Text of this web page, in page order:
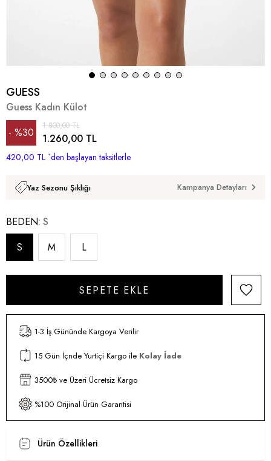
GUESS
Guess Kadın Külot
%30
İndirim
1.800,00 TL
1.260,00 TL
420,00 TL `den başlayan taksitlerle
Yaz Sezonu Şıklığı Kampanya Detayları
BEDEN S
S
M L
1-3 İş Gününde Kargoya Verilir
15 Gün İçnde Yurtiçi Kargo ile Kolay İade
3500₺ ve Üzeri Ücretsiz Kargo
%100 Orijinal Ürün Garantisi
Ürün Özellikleri